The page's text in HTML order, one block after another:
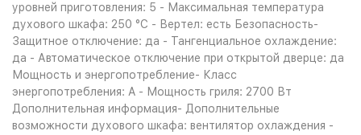
уровней приготовления: 5 - Максимальная температура
духового шкафа: 250 °С - Вертел: есть Безопасность-
Защитное отключение: да - Тангенциальное охлаждение:
да - Автоматическое отключение при открытой дверце: да
Мощность и энергопотребление- Класс
энергопотребления: A - Мощность гриля: 2700 Вт
Дополнительная информация- Дополнительные
возможности духового шкафа: вентилятор охлаждения -